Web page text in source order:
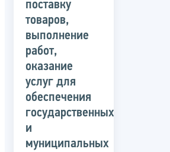
поставку
товаров,
выполнение
работ,
оказание
услуг для
обеспечения
государственных
и
муниципальных